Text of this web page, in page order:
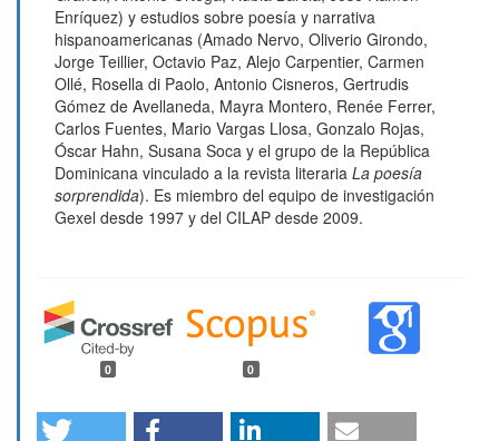
Enríquez) y estudios sobre poesía y narrativa
hispanoamericanas (Amado Nervo, Oliverio Girondo,
Jorge Teillier, Octavio Paz, Alejo Carpentier, Carmen
Ollé, Rosella di Paolo, Antonio Cisneros, Gertrudis
Gómez de Avellaneda, Mayra Montero, Renée Ferrer,
Carlos Fuentes, Mario Vargas Llosa, Gonzalo Rojas,
Óscar Hahn, Susana Soca y el grupo de la República
Dominicana vinculado a la revista literaria La poesía
sorprendida). Es miembro del equipo de investigación
Gexel desde 1997 y del CILAP desde 2009.
0 0